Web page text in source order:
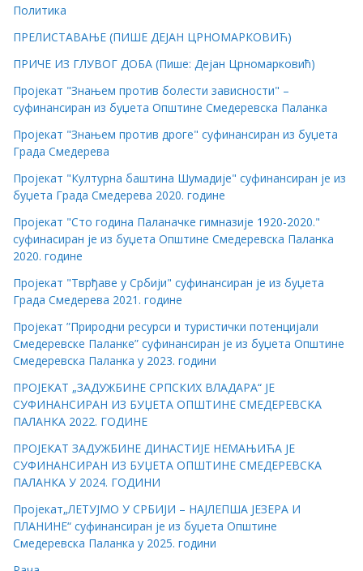
Политика
ПРЕЛИСТАВАЊЕ (ПИШЕ ДЕЈАН ЦРНОМАРКОВИЋ)
ПРИЧЕ ИЗ ГЛУВОГ ДОБА (Пише: Дејан Црномарковић)
Пројекат "Знањем против болести зависности" –
суфинансиран из буџета Општине Смедеревска Паланка
Пројекат "Знањем против дроге" суфинансиран из буџета
Града Смедерева
Пројекат "Културна баштина Шумадије" суфинансиран је из
буџета Града Смедерева 2020. године
Пројекат "Сто година Паланачке гимназије 1920-2020."
суфинасиран је из буџета Општине Смедеревска Паланка
2020. године
Пројекат "Тврђаве у Србији" суфинансиран је из буџета
Града Смедерева 2021. године
Пројекат ”Природни ресурси и туристички потенцијали
Смедеревске Паланке” суфинансиран је из буџета Општине
Смедеревска Паланка у 2023. години
ПРОЈЕКАТ „ЗАДУЖБИНЕ СРПСКИХ ВЛАДАРА“ ЈЕ
СУФИНАНСИРАН ИЗ БУЏЕТА ОПШТИНЕ СМЕДЕРЕВСКА
ПАЛАНКА 2022. ГОДИНЕ
ПРОЈЕКАТ ЗАДУЖБИНЕ ДИНАСТИЈЕ НЕМАЊИЋА ЈЕ
СУФИНАНСИРАН ИЗ БУЏЕТА ОПШТИНЕ СМЕДЕРЕВСКА
ПАЛАНКА У 2024. ГОДИНИ
Пројекат„ЛЕТУЈМО У СРБИЈИ – НАЈЛЕПША ЈЕЗЕРА И
ПЛАНИНЕ“ суфинансиран је из буџета Општине
Смедеревска Паланка у 2025. години